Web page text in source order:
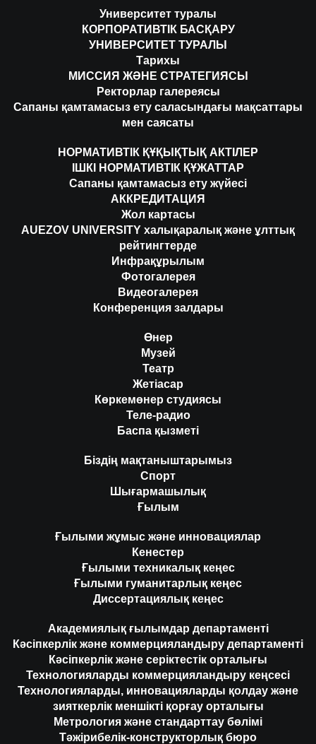
Университет туралы
КОРПОРАТИВТІК БАСҚАРУ
УНИВЕРСИТЕТ ТУРАЛЫ
Тарихы
МИССИЯ ЖӘНЕ СТРАТЕГИЯСЫ
Ректорлар галереясы
Сапаны қамтамасыз ету саласындағы мақсаттары
мен саясаты
НОРМАТИВТІК ҚҰҚЫҚТЫҚ АКТІЛЕР
ІШКІ НОРМАТИВТІК ҚҰЖАТТАР
Сапаны қамтамасыз ету жүйесі
АККРЕДИТАЦИЯ
Жол картасы
AUEZOV UNIVERSITY халықаралық және ұлттық
рейтингтерде
Инфрақұрылым
Фотогалерея
Видеогалерея
Конференция залдары
Өнер
Музей
Театр
Жетіасар
Көркемөнер студиясы
Теле-радио
Баспа қызметі
Біздің мақтаныштарымыз
Спорт
Шығармашылық
Ғылым
Ғылыми жұмыс және инновациялар
Кенестер
Ғылыми техникалық кеңес
Ғылыми гуманитарлық кеңес
Диссертациялық кеңес
Академиялық ғылымдар департаменті
Кәсіпкерлік және коммерцияландыру департаменті
Кәсіпкерлік және серіктестік орталығы
Технологияларды коммерцияландыру кеңсесі
Технологияларды, инновацияларды қолдау және
зияткерлік меншікті қорғау орталығы
Метрология және стандарттау бөлімі
Тәжірибелік-конструкторлық бюро